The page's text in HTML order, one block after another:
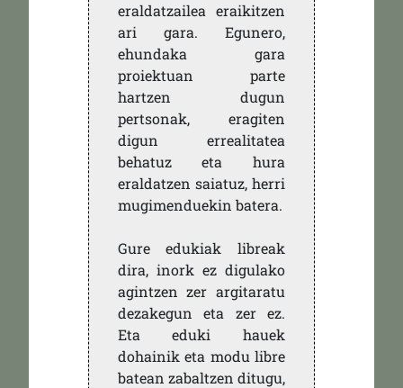
eraldatzailea eraikitzen
ari gara. Egunero,
ehundaka gara
proiektuan parte
hartzen dugun
pertsonak, eragiten
digun errealitatea
behatuz eta hura
eraldatzen saiatuz, herri
mugimenduekin batera.
Gure edukiak libreak
dira, inork ez digulako
agintzen zer argitaratu
dezakegun eta zer ez.
Eta eduki hauek
dohainik eta modu libre
batean zabaltzen ditugu,